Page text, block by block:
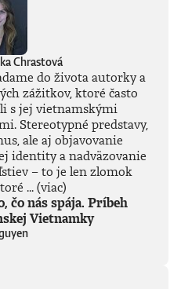
Chrastová
do života autorky a
zážitkov, ktoré často
s jej vietnamskými
Stereotypné predstavy,
ale aj objavovanie
identity a nadväzovanie
– to je len zlomok
...(viac)
čo nás spája. Príbeh
Vietnamky